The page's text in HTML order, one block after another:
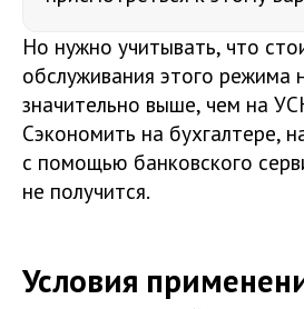
Но нужно учитывать, что
обслуживания этого режима
значительно выше, чем на
Сэкономить на бухгалтере,
с помощью банковского
не получится.
Условия